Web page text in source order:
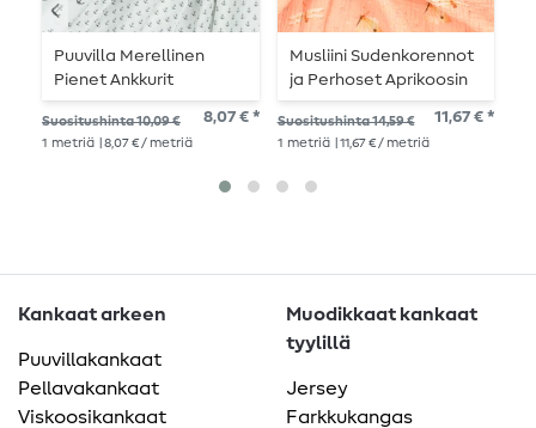
Puuvilla Merellinen
Pienet Ankkurit
Vaaleanharmaa
Valkoisella
Suositushinta 10,09 € 8,07 € *
1 metriä | 8,07 € / metriä
Musliini Sudenkorennot
ja Perhoset Aprikoosin
Sävyllä Digitaalinen
Suositushinta 14,59 € 11,67 € *
1 metriä | 11,67 € / metriä
Kankaat arkeen
Puuvillakankaat
Pellavakankaat
Viskoosikankaat
Muodikkaat kankaat
tyylillä
Jersey
Farkkukangas